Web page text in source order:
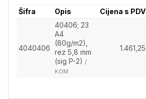
Šifra Opis Cijena s PDV
4040406
40406; 23
A4
(80g/m2),
rez 5,8 mm
(sig P-2) /
KOM
1.461,25